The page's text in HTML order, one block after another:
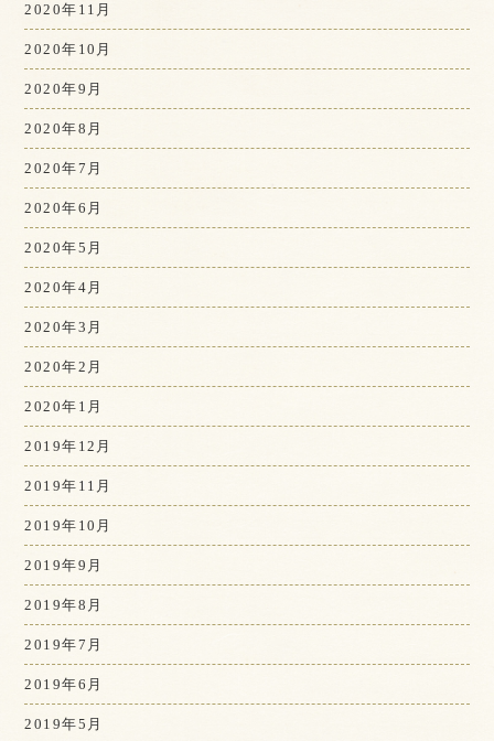
2020年11月
2020年10月
2020年9月
2020年8月
2020年7月
2020年6月
2020年5月
2020年4月
2020年3月
2020年2月
2020年1月
2019年12月
2019年11月
2019年10月
2019年9月
2019年8月
2019年7月
2019年6月
2019年5月